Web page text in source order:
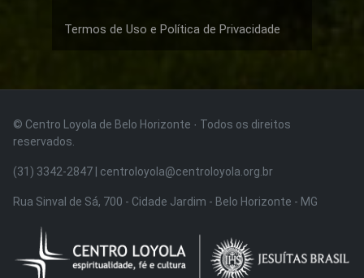
Termos de Uso e Política de Privacidade
© Centro Loyola de Belo Horizonte · Todos os direitos
reservados.
(31) 3342-2847 | centroloyola@centroloyola.org.br
Rua Sinval de Sá, 700 - Cidade Jardim - Belo Horizonte - MG